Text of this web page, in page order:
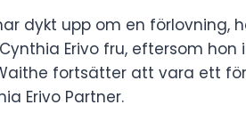
dykt upp om en förlovning,
Erivo fru, eftersom
fortsätter att vara ett
Erivo Partner.